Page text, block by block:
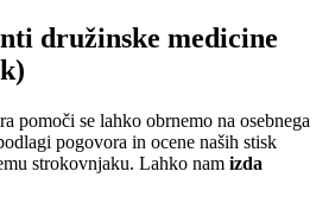
družinske medicine
pomoči se lahko obrnemo na osebnega
pogovora in ocene naših stisk
strokovnjaku. Lahko nam izda